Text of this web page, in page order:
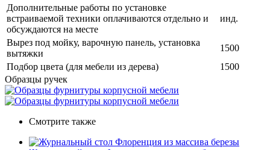
Дополнительные работы по установке
встраиваемой техники оплачиваются отдельно и
обсуждаются на месте
инд.
Вырез под мойку, варочную панель, установка
вытяжки
1500
Подбор цвета (для мебели из дерева)
1500
Образцы ручек
Смотрите также